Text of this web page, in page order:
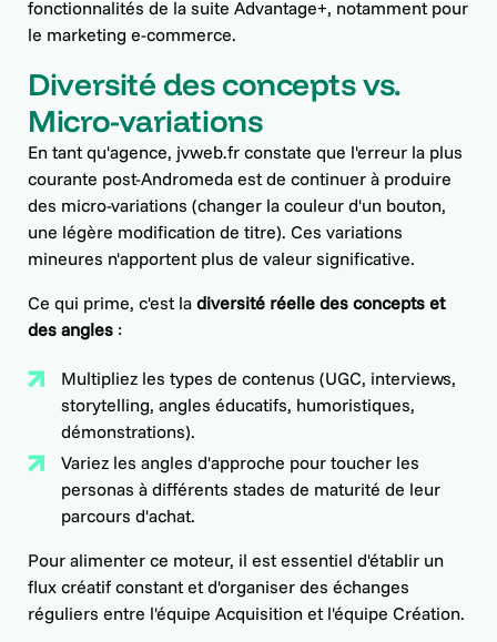
fonctionnalités de la suite Advantage+, notamment pour
le marketing e-commerce.
Diversité des concepts vs.
Micro-variations
En tant qu'agence, jvweb.fr constate que l'erreur la plus
courante post-Andromeda est de continuer à produire
des micro-variations (changer la couleur d'un bouton,
une légère modification de titre). Ces variations
mineures n'apportent plus de valeur significative.
Ce qui prime, c'est ladiversité réelle des concepts et
des angles :
Multipliez les types de contenus (UGC, interviews,
storytelling, angles éducatifs, humoristiques,
démonstrations).
Variez les angles d'approche pour toucher les
personas à différents stades de maturité de leur
parcours d'achat.
Pour alimenter ce moteur, il est essentiel d'établir un
flux créatif constant et d'organiser des échanges
réguliers entre l'équipe Acquisition et l'équipe Création.